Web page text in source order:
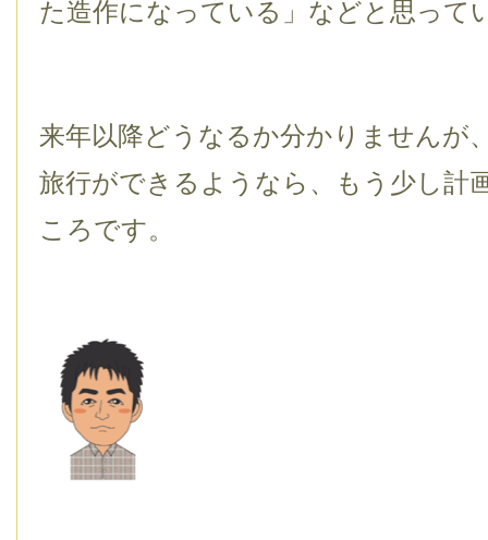
た造作になっている」などと思って
来年以降どうなるか分かりませんが
旅行ができるようなら、もう少し計
ころです。